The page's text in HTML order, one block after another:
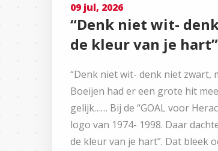
09 jul, 2026
“Denk niet wit-
de kleur van je
“Denk niet wit- denk niet zwart,
Boeijen had er een grote hit
gelijk…… Bij de “GOAL voor
logo van 1974- 1998. Daar
de kleur van je hart”. Dat bleek